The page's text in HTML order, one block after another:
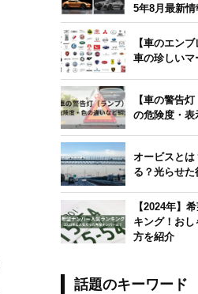
5年8月最新情
【車のエン
車の珍しいマ
【車の警告
の危険度・表
オービスとは
る？光らせ
【2024年】
キング！お
方を紹介
話題のキーワード